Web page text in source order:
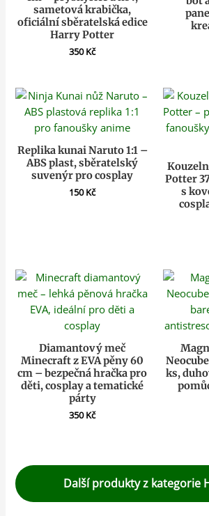
sametová krabička,
oficiální sběratelská edice
Harry Potter
350Kč
Replika kunai Naruto 1:1 –
ABS plast, sběratelský
suvenýr pro cosplay
150Kč
Potter
s
Diamantový meč
Minecraft z EVA pěny 60
cm – bezpečná hračka pro
děti, cosplay a tematické
párty
350Kč
ks,
Další produkty z kategorie